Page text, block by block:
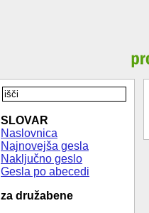
SLOVAR
Naslovnica
Najnovejša gesla
Naključno geslo
Gesla po abecedi
za družabene